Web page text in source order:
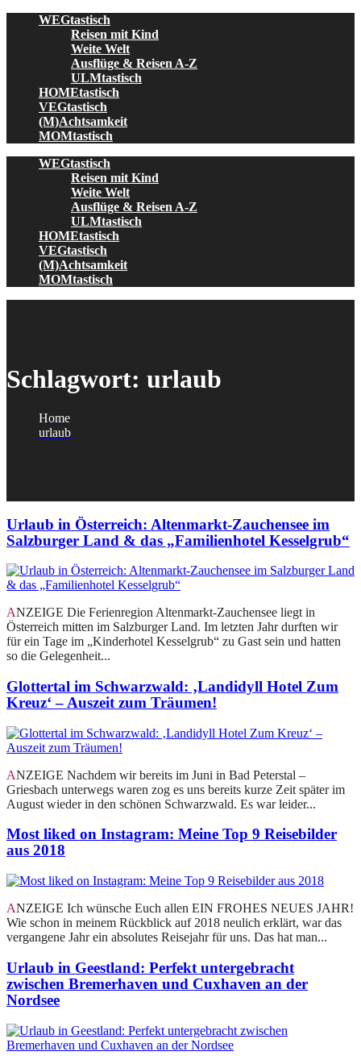
WEGtastisch
Reisen mit Kind
Weite Welt
Ausflüge & Reisen A-Z
ULMtastisch
HOMEtastisch
VEGtastisch
(M)Achtsamkeit
MOMtastisch
WEGtastisch
Reisen mit Kind
Weite Welt
Ausflüge & Reisen A-Z
ULMtastisch
HOMEtastisch
VEGtastisch
(M)Achtsamkeit
MOMtastisch
Schlagwort: urlaub
Home
urlaub
Urlaub in Österreich: Altenmarkt-Zauchensee im
Salzburger Land & das „Familienhotel Kesselgrub“
ANZEIGE Die Ferienregion Altenmarkt-Zauchensee liegt in
Österreich mitten im Salzburger Land. Im letzten Jahr durften wir
für ein Tage im „Kinderhotel Kesselgrub“ zu Gast sein und hatten
so die Gelegenheit...
Glottertal im Schwarzwald: ‚Landidyll Hotel Zum
Kreuz‘ – Auszeit zum Träumen!
ANZEIGE Nachdem wir bereits im Juni in Bad Peterstal –
Griesbach unterwegs waren zog es uns bereits kurze Zeit später im
August wieder in den schönen Schwarzwald. Es war leider...
Most liked on Instagram: Meine Top 9 Reisebilder
aus 2018
ANZEIGE Ich wünsche Euch allen EIN FROHES NEUES JAHR!
Wie schon in meinem Rückblick auf 2018 neulich erklärt, war das
vergangene Jahr ein absolutes Reisejahr für uns. Das hat man...
Urlaub in Geestland: Perfekt untergebracht
zwischen Bremerhaven und Cuxhaven an der
Nordsee